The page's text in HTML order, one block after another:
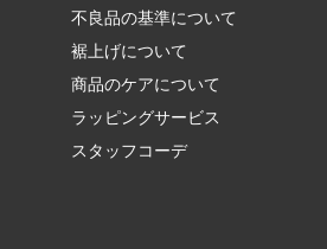
不良品の基準について
裾上げについて
商品のケアについて
ラッピングサービス
スタッフコーデ